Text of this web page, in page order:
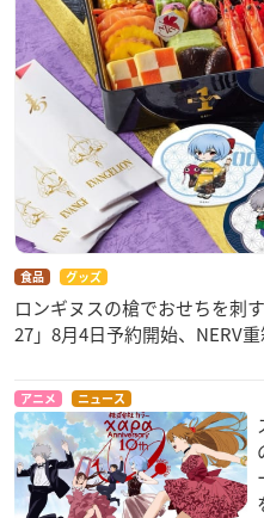
食品 グッズ
ロンギヌスの槍でおせちを刺
27」8月4日予約開始、NERV
アニメ ニュース